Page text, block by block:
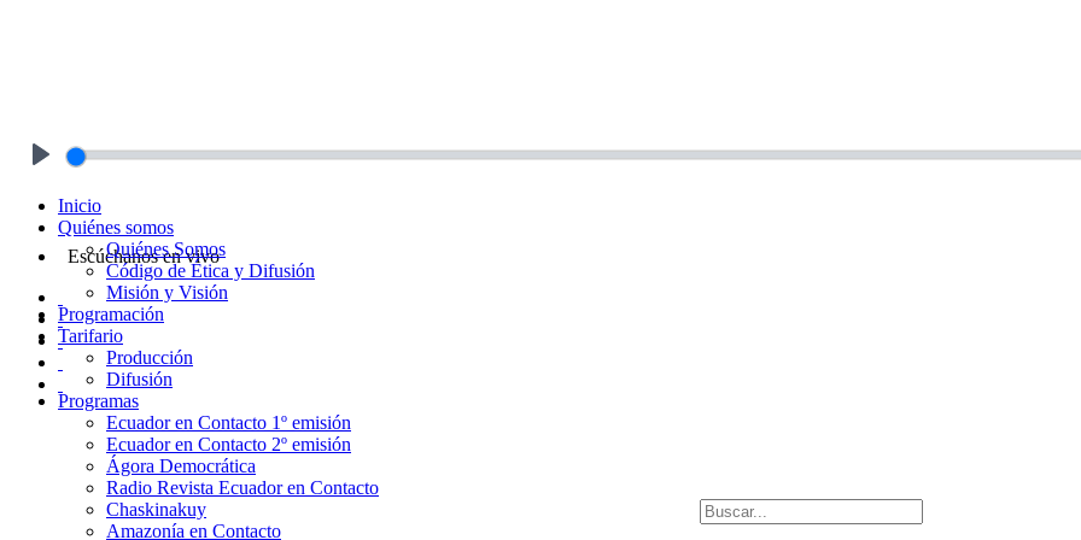
Escúchanos en vivo
Inicio
Quiénes somos
Quiénes Somos
Código de Ética y Difusión
Misión y Visión
Programación
Tarifario
Producción
Difusión
Programas
Ecuador en Contacto 1º emisión
Ecuador en Contacto 2º emisión
Ágora Democrática
Radio Revista Ecuador en Contacto
Chaskinakuy
Amazonía en Contacto